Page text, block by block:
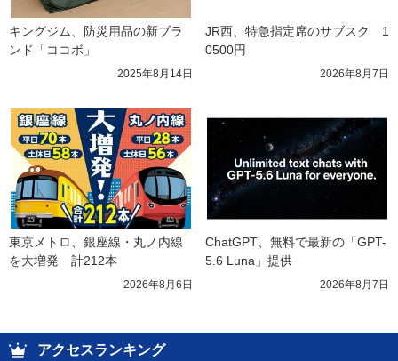
キングジム、防災用品の新ブラ
ンド「ココボ」
2025年8月14日
JR西、特急指定席のサブスク　1
0500円
2026年8月7日
東京メトロ、銀座線・丸ノ内線
を大増発　計212本
2026年8月6日
ChatGPT、無料で最新の「GPT-
5.6 Luna」提供
2026年8月7日
アクセスランキング